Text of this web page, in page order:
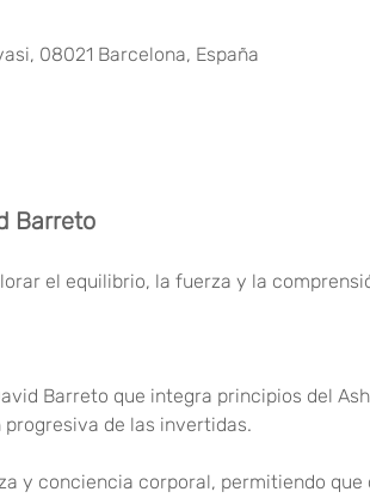
08021 Barcelona, España
Barreto
el equilibrio, la fuerza y la
Barreto que integra principios del
de las invertidas.
y conciencia corporal, permitiendo